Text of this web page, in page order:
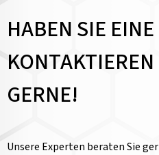
HABEN SIE
GERNE!
Unsere Experten beraten Sie